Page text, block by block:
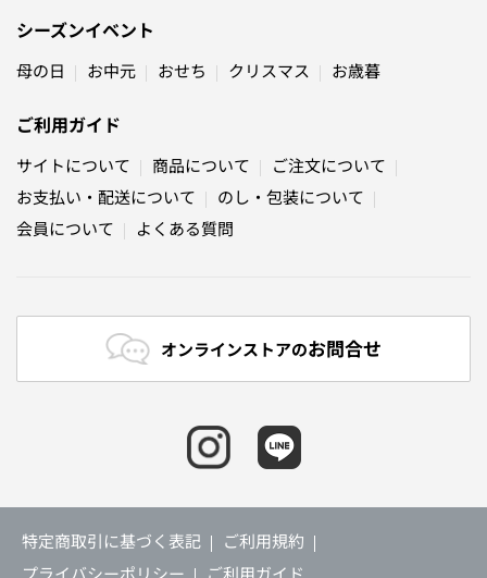
シーズンイベント
母の日 お中元 おせち クリスマス お歳暮
ご利用ガイド
サイトについて 商品について
ご注文について
お支払い・配送について
のし・包装について
会員について
よくある質問
オンラインストアのお問合せ
特定商取引に基づく表記
ご利用規約
プライバシーポリシー
ご利用ガイド